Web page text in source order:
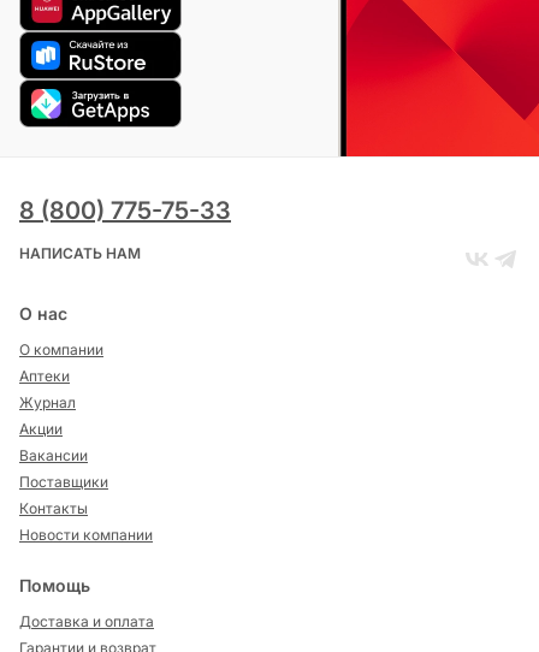
8 (800) 775-75-33
НАПИСАТЬ НАМ
О нас
О компании
Аптеки
Журнал
Акции
Вакансии
Поставщики
Контакты
Новости компании
Помощь
Доставка и оплата
Гарантии и возврат